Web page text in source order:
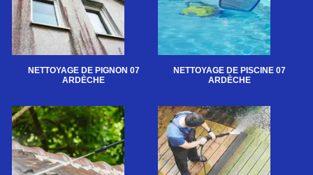
NETTOYAGE DE PIGNON 07
ARDÈCHE
NETTOYAGE DE PISCINE 07
ARDÈCHE